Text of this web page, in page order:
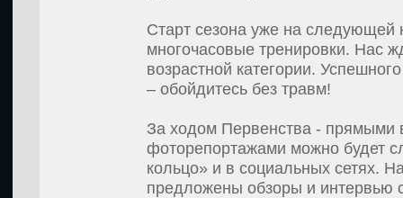
Старт сезона уже на следующей
многочасовые тренировки. Нас
возрастной категории.
– обойдитесь без травм!
За ходом Первенства - прямыми
фоторепортажами можно будет
кольцо» и в социальных сетях.
предложены обзоры и интервью